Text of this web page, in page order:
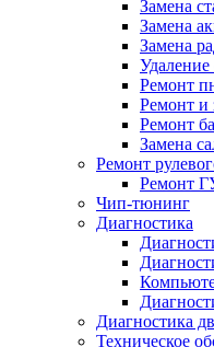
Замена
Замена
Замена
Удаление
Ремонт
Ремонт и
Ремонт
Замена
Ремонт
Ремонт
Чип-тюнинг
Диагностика
Диагностика
Техническое